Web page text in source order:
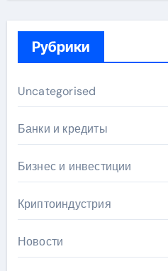
Рубрики
Uncategorised
Банки и кредиты
Бизнес и инвестиции
Криптоиндустрия
Новости